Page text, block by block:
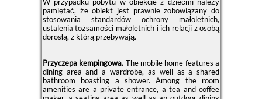
pamiętać, że obiekt jest prawnie zobowiązany do
stosowania standardów ochrony małoletnich,
ustalenia tożsamości małoletnich i ich relacji z osobą
dorosłą, z którą przebywają.
Przyczepa kempingowa. The mobile home features a
dining area and a wardrobe, as well as a shared
bathroom boasting a shower. Among the room
amenities are a private entrance, a tea and coffee